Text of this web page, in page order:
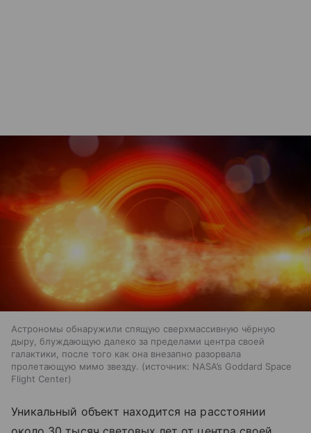
Астрономы обнаружили спящую сверхмассивную чёрную
дыру, блуждающую далеко за пределами центра своей
галактики, после того как она внезапно разорвала
пролетающую мимо звезду.
источник: NASA’s Goddard Space
Flight Center
Уникальный объект находится на расстоянии